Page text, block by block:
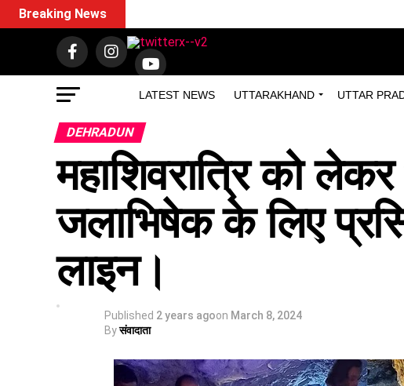
LATEST NEWS UTTARAKHAND UTTAR
Breaking News
DEHRADUN
महाशिवरात्रि को
जलाभिषेक के लिए
लाइन।
Published 2 years agoon March 8, 2024
Byसंवादाता